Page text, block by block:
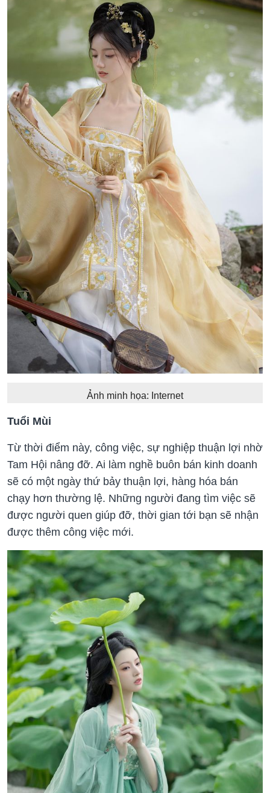
Ảnh minh họa: Internet
Tuổi Mùi
Từ thời điểm này, công việc, sự nghiệp thuận lợi nhờ
Tam Hội nâng đỡ. Ai làm nghề buôn bán kinh doanh
sẽ có một ngày thứ bảy thuận lợi, hàng hóa bán
chạy hơn thường lệ. Những người đang tìm việc sẽ
được người quen giúp đỡ, thời gian tới bạn sẽ nhận
được thêm công việc mới.